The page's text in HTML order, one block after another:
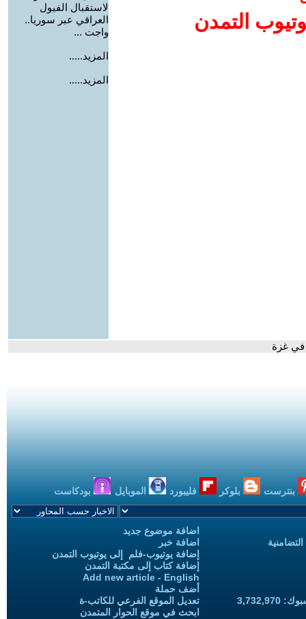
التمدن
لاستقبال الفيول
العراقي عبر سوريا..
واجت ...
المزيد.....
المزيد.....
في غزة
بنترست بلوكر فليبورد الموبايل بودكاست
اضافة موضوع جديد
اضافة خبر
إضافة يوتيوب-فلم إلى يوتيوب التمدن
إضافة كتاب إلى مكتبة التمدن
Add new article - English
أضف حملة
تعديل الموقع الفرعي للكاتب-ة
ابحث في موقع الحوار المتمدن